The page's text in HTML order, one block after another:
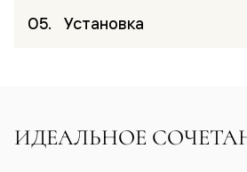
Установка
ИДЕАЛЬНОЕ